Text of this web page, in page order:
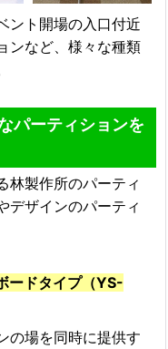
ント開場の入口付近
ンなど、様々な種類
パーティションを
林製作所のパーティ
デザインのパーティ
ードタイプ（YS-
の場を同時に提供す